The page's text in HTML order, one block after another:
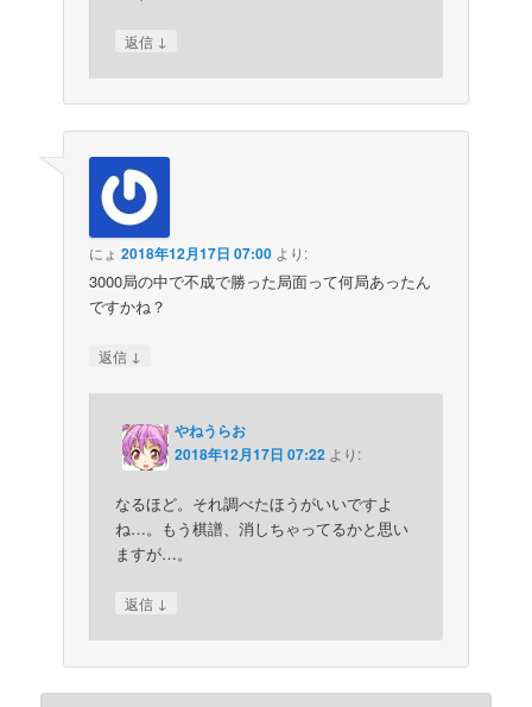
返信 ↓
にょ 2018年12月17日 07:00 より:
3000局の中で不成で勝った局面って何局あったん
ですかね？
返信 ↓
やねうらお
2018年12月17日 07:22 より:
なるほど。それ調べたほうがいいですよ
ね…。もう棋譜、消しちゃってるかと思い
ますが…。
返信 ↓